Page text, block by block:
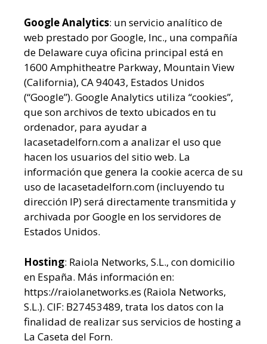
Google Analytics: un servicio analítico de
web prestado por Google, Inc., una compañía
de Delaware cuya oficina principal está en
1600 Amphitheatre Parkway, Mountain View
(California), CA 94043, Estados Unidos
(“Google”). Google Analytics utiliza “cookies”,
que son archivos de texto ubicados en tu
ordenador, para ayudar a
lacasetadelforn.com a analizar el uso que
hacen los usuarios del sitio web. La
información que genera la cookie acerca de su
uso de lacasetadelforn.com (incluyendo tu
dirección IP) será directamente transmitida y
archivada por Google en los servidores de
Estados Unidos.
Hosting: Raiola Networks, S.L., con domicilio
en España. Más información en:
https://raiolanetworks.es (Raiola Networks,
S.L.). CIF: B27453489, trata los datos con la
finalidad de realizar sus servicios de hosting a
La Caseta del Forn.